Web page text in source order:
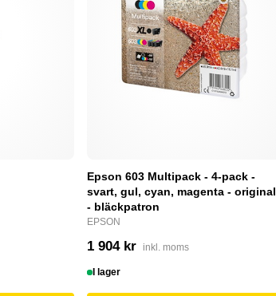
Epson 603 Multipack - 4-pack -
svart, gul, cyan, magenta - original
- bläckpatron
EPSON
1 904 kr inkl. moms
I lager